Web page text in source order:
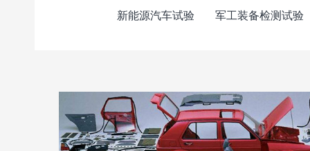
新能源汽车试验 军工装备检测试验